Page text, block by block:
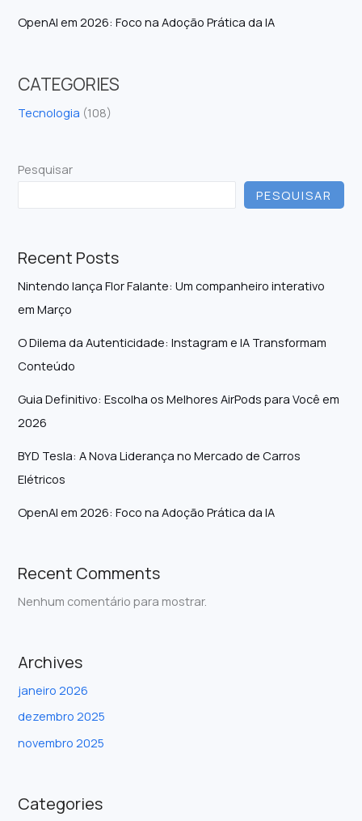
OpenAI em 2026: Foco na Adoção Prática da IA
CATEGORIES
Tecnologia (108)
Pesquisar
PESQUISAR
Recent Posts
Nintendo lança Flor Falante: Um companheiro interativo
em Março
O Dilema da Autenticidade: Instagram e IA Transformam
Conteúdo
Guia Definitivo: Escolha os Melhores AirPods para Você em
2026
BYD Tesla: A Nova Liderança no Mercado de Carros
Elétricos
OpenAI em 2026: Foco na Adoção Prática da IA
Recent Comments
Nenhum comentário para mostrar.
Archives
janeiro 2026
dezembro 2025
novembro 2025
Categories